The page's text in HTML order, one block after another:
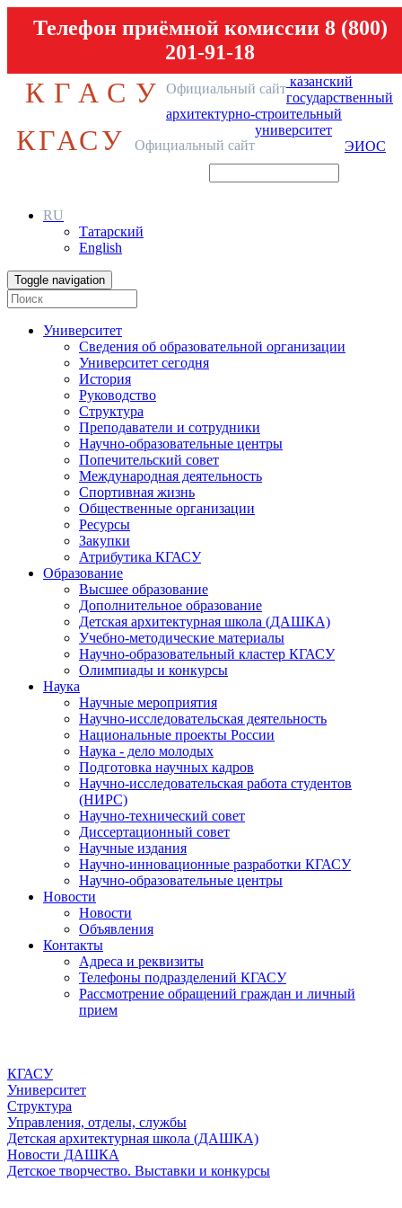
Телефон приёмной комиссии 8 (800)
201-91-18
КГАСУ Официальный сайт казанский
государственный
архитектурно-строительный
университет
КГАСУ Официальный сайт ЭИОС
RU
Татарский
English
Toggle navigation
Университет
Сведения об образовательной организации
Университет сегодня
История
Руководство
Структура
Преподаватели и сотрудники
Научно-образовательные центры
Попечительский совет
Международная деятельность
Спортивная жизнь
Общественные организации
Ресурсы
Закупки
Атрибутика КГАСУ
Образование
Высшее образование
Дополнительное образование
Детская архитектурная школа (ДАШКА)
Учебно-методические материалы
Научно-образовательный кластер КГАСУ
Олимпиады и конкурсы
Наука
Научные мероприятия
Научно-исследовательская деятельность
Национальные проекты России
Наука - дело молодых
Подготовка научных кадров
Научно-исследовательская работа студентов
(НИРС)
Научно-технический совет
Диссертационный совет
Научные издания
Научно-инновационные разработки КГАСУ
Научно-образовательные центры
Новости
Новости
Объявления
Контакты
Адреса и реквизиты
Телефоны подразделений КГАСУ
Рассмотрение обращений граждан и личный
прием
КГАСУ
Университет
Структура
Управления, отделы, службы
Детская архитектурная школа (ДАШКА)
Новости ДАШКА
Детское творчество. Выставки и конкурсы